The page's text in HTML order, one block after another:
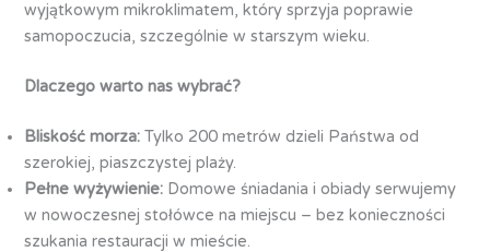
wyjątkowym mikroklimatem, który sprzyja poprawie
samopoczucia, szczególnie w starszym wieku.
Dlaczego warto nas wybrać?
Bliskość morza: Tylko 200 metrów dzieli Państwa od
szerokiej, piaszczystej plaży.
Pełne wyżywienie: Domowe śniadania i obiady serwujemy
w nowoczesnej stołówce na miejscu – bez konieczności
szukania restauracji w mieście.